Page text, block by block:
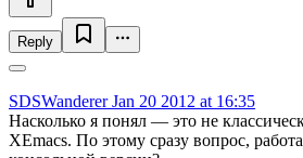
Reply
SDSWandererJan 20 2012 at 16:35
Насколько я понял — это не
XEmacs. По этому сразу вопрос,